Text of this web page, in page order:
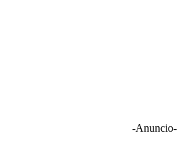
-Anuncio-